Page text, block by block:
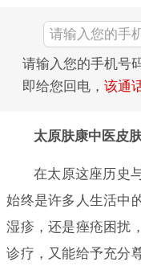
请输入您的手机号
即给您回电， 该通
太原肤康中医皮
在太原这座历史
始终是许多人生活中
湿疹，还是痤疮困扰
诊疗，又能给予充分